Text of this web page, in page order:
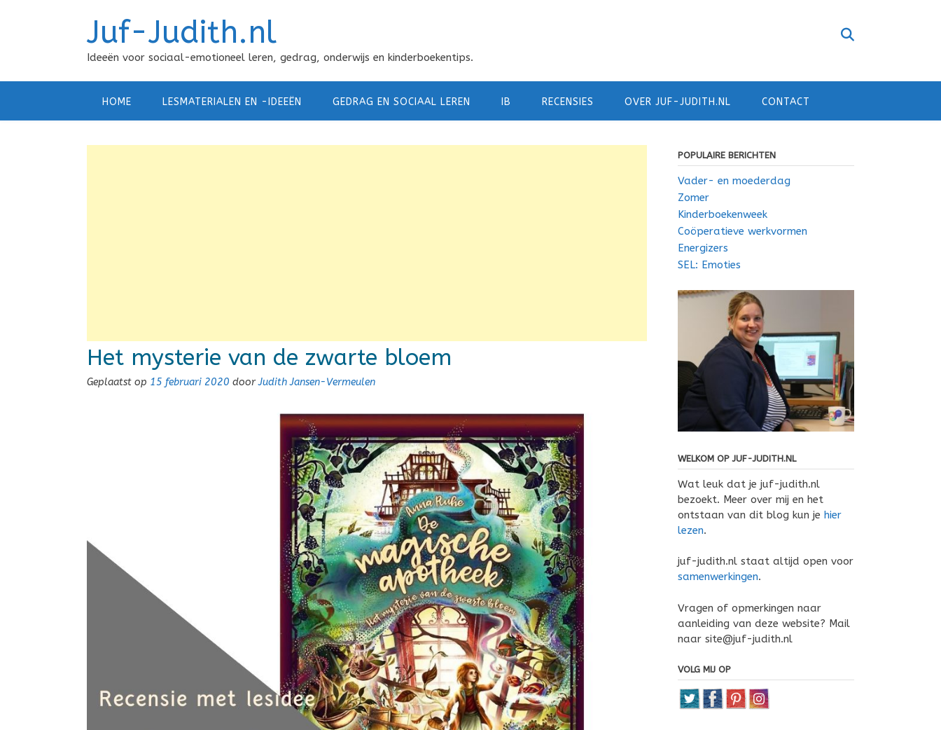
Juf-Judith.nl
Ideeën voor sociaal-emotioneel leren, gedrag, onderwijs en kinderboekentips.
HOME LESMATERIALEN EN -IDEEËN GEDRAG EN SOCIAAL LEREN IB RECENSIES OVER JUF-JUDITH.NL CONTACT
Het mysterie van de zwarte bloem
Geplaatst op 15 februari 2020 doorJudith Jansen-Vermeulen
POPULAIRE BERICHTEN
Vader- en moederdag
Zomer
Kinderboekenweek
Coöperatieve werkvormen
Energizers
SEL: Emoties
WELKOM OP JUF-JUDITH.NL
Wat leuk dat je juf-judith.nl
bezoekt. Meer over mij en het
ontstaan van dit blog kun je hier
lezen.
juf-judith.nl staat altijd open voor
samenwerkingen.
Vragen of opmerkingen naar
aanleiding van deze website? Mail
naar site@juf-judith.nl
VOLG MIJ OP